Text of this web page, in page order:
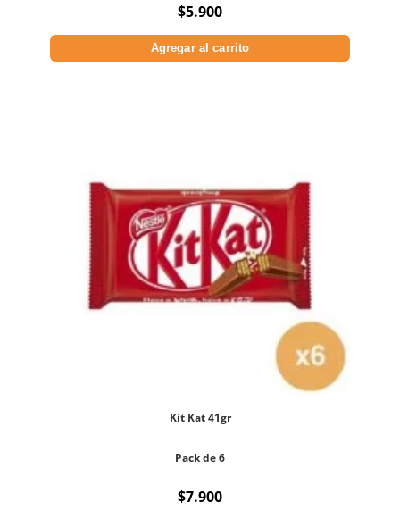
$5.900
Agregar al carrito
Kit Kat 41gr
Pack de 6
$7.900